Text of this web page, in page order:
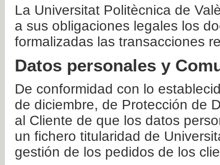
La Universitat Politècnica de
a sus obligaciones legales los
formalizadas las transacciones
Datos personales y
De conformidad con lo
de diciembre, de Protección de
al Cliente de que los datos
un fichero titularidad de
gestión de los pedidos de los